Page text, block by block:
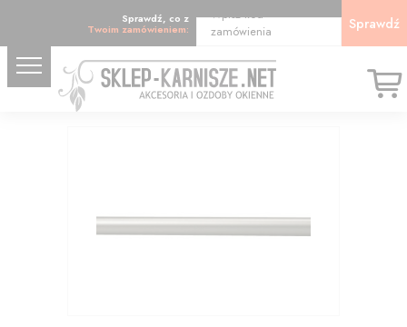
Sprawdź, co z
Twoim zamówieniem:
Wpisz kod
zamówienia
Sprawdź